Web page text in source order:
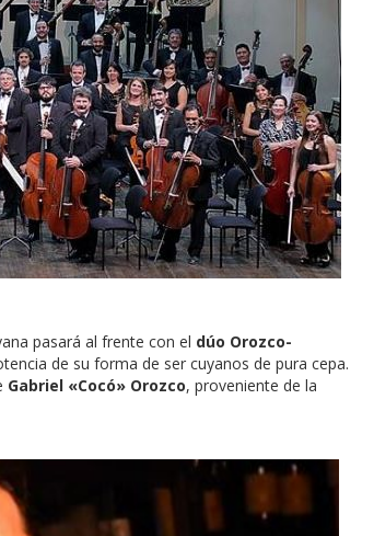
pasará al frente con el dúo Orozco-
de su forma de ser cuyanos de pura cepa.
Gabriel «Cocó» Orozco, proveniente de la